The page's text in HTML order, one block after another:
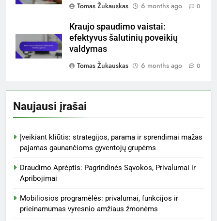
Tomas Žukauskas
6 months ago 0
Kraujo spaudimo vaistai:
efektyvus šalutinių poveikių
valdymas
Tomas Žukauskas
6 months ago 0
Naujausi įrašai
Įveikiant kliūtis: strategijos, parama ir sprendimai mažas
pajamas gaunančioms gyventojų grupėms
Draudimo Aprėptis: Pagrindinės Sąvokos, Privalumai ir
Apribojimai
Mobiliosios programėlės: privalumai, funkcijos ir
prieinamumas vyresnio amžiaus žmonėms